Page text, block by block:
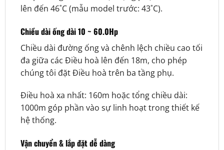
lên đến 46˚C (mẫu model trước: 43˚C).
Chiều dài ống dài 10 ~ 60.0Hp
Chiều dài đường ống và chênh lệch chiều cao tối
đa giữa các Điều hoà lên đến 18m, cho phép
chúng tôi đặt Điều hoà trên ba tầng phụ.
Điều hoà xa nhất: 160m hoặc tổng chiều dài:
1000m góp phần vào sự linh hoạt trong thiết kế
hệ thống.
Vận chuyển & lắp đặt dễ dàng